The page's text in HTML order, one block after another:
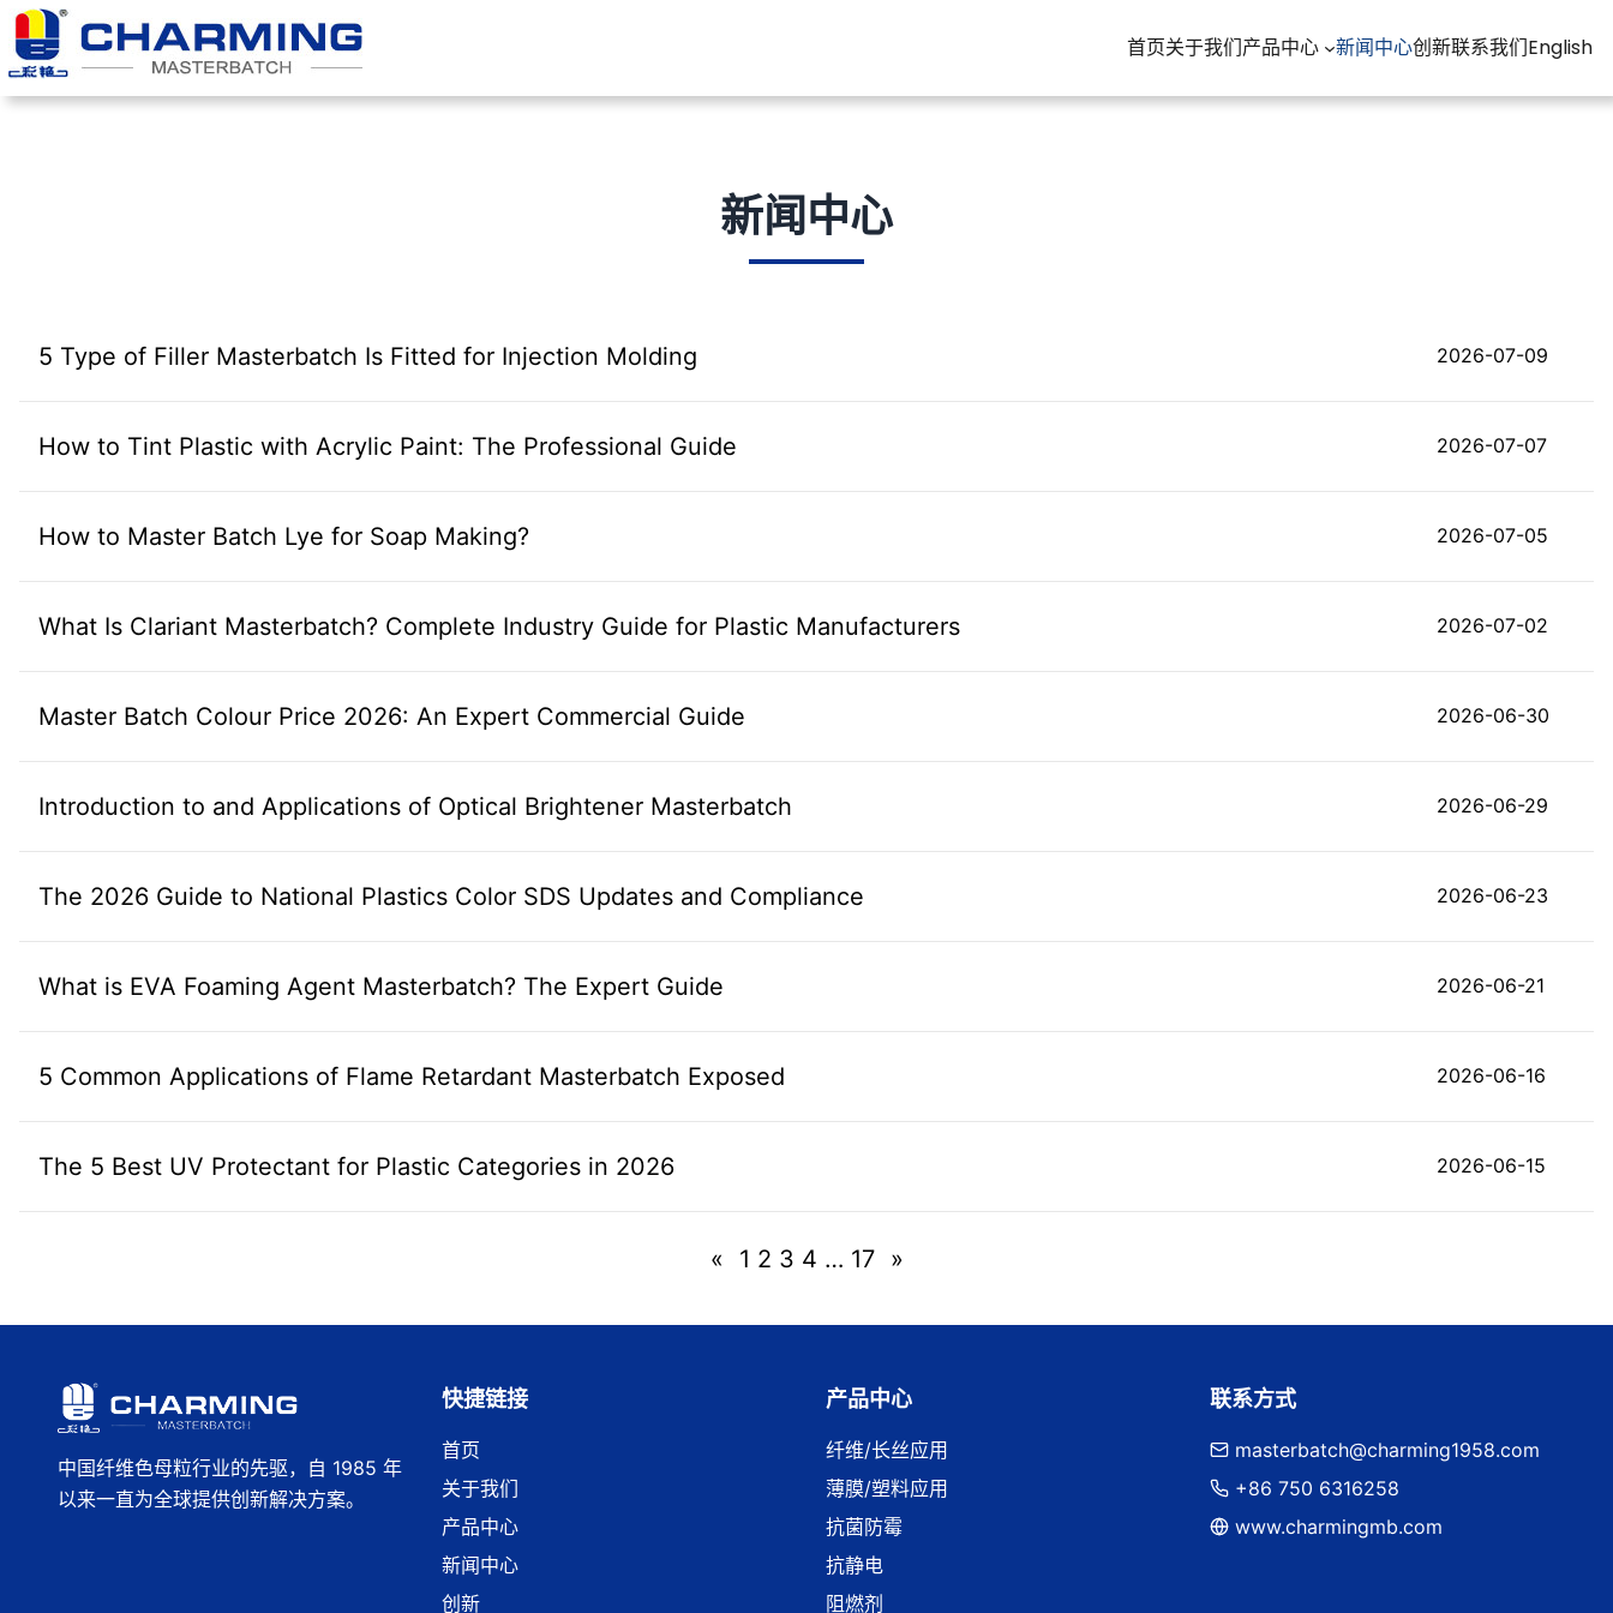
跳
至
内
容
首页关于我们产品中心 新闻中心创新联系我们English
新闻中心
5 Type of Filler Masterbatch Is Fitted for Injection Molding 2026-07-09
How to Tint Plastic with Acrylic Paint: The Professional Guide 2026-07-07
How to Master Batch Lye for Soap Making? 2026-07-05
What Is Clariant Masterbatch? Complete Industry Guide for Plastic Manufacturers 2026-07-02
Master Batch Colour Price 2026: An Expert Commercial Guide 2026-06-30
Introduction to and Applications of Optical Brightener Masterbatch 2026-06-29
The 2026 Guide to National Plastics Color SDS Updates and Compliance 2026-06-23
What is EVA Foaming Agent Masterbatch? The Expert Guide 2026-06-21
5 Common Applications of Flame Retardant Masterbatch Exposed 2026-06-16
The 5 Best UV Protectant for Plastic Categories in 2026 2026-06-15
« 1 2 3 4 … 17 »
中国纤维色母粒行业的先驱，自 1985 年
以来一直为全球提供创新解决方案。
快捷链接
首页
关于我们
产品中心
新闻中心
创新
产品中心
纤维/长丝应用
薄膜/塑料应用
抗菌防霉
抗静电
阻燃剂
联系方式
masterbatch@charming1958.com
+86 750 6316258
www.charmingmb.com